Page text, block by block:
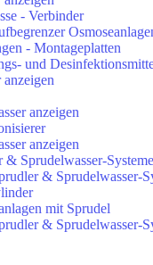
- Verbinder
- Montageplatten
und
anzeigen
anzeigen
& Sprudelwasser‑Systeme
&
mit Sprudel
&